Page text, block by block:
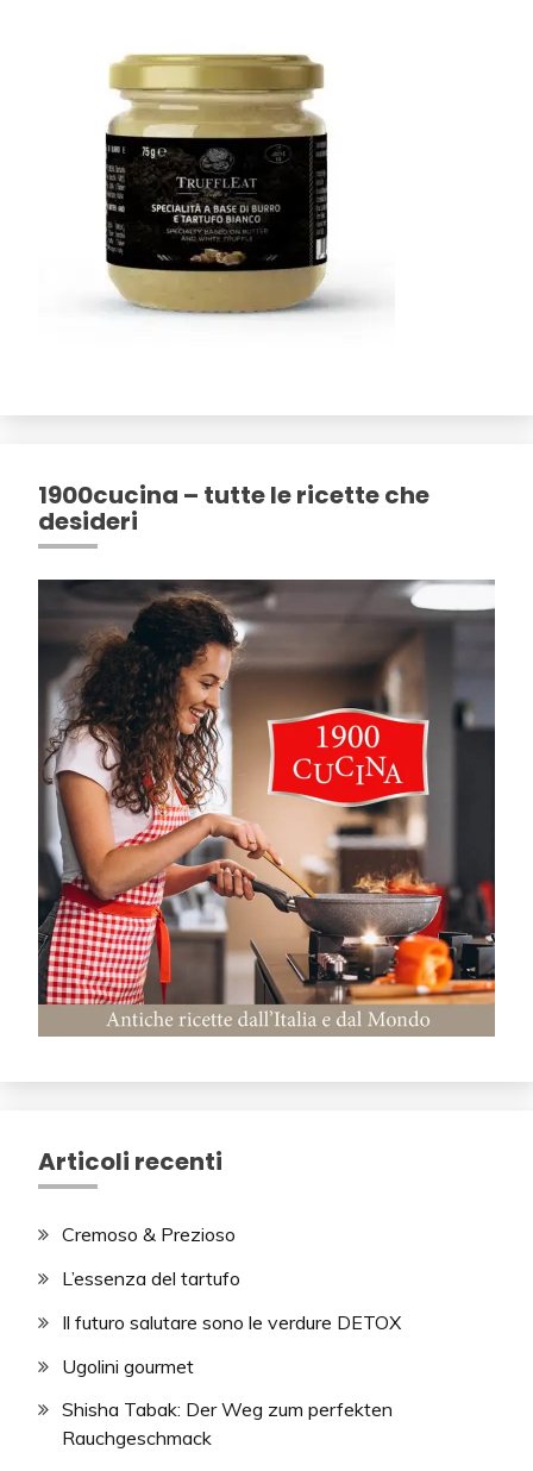
1900cucina – tutte le ricette che
desideri
Articoli recenti
Cremoso & Prezioso
L’essenza del tartufo
Il futuro salutare sono le verdure DETOX
Ugolini gourmet
Shisha Tabak: Der Weg zum perfekten
Rauchgeschmack